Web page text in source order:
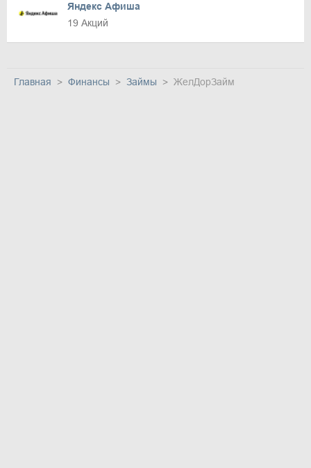
Яндекс Афиша
19 Акций
Главная Финансы Займы ЖелДорЗайм